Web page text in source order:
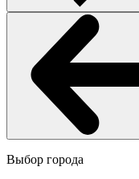
Выбор города